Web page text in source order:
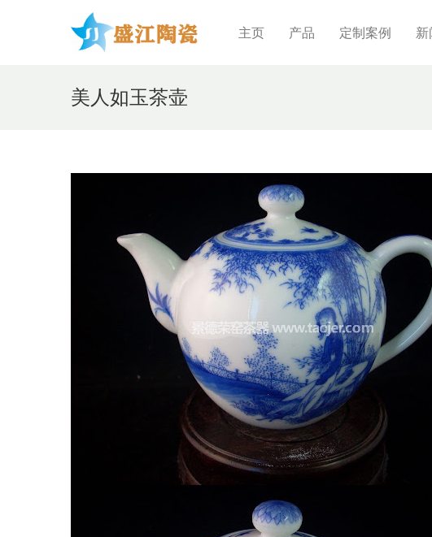
主页 产品 定制案例 新
美人如玉茶壶